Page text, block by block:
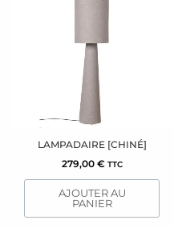
LAMPADAIRE [CHINÉ]
279,00 € TTC
AJOUTER AU
PANIER